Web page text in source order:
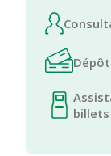
billets